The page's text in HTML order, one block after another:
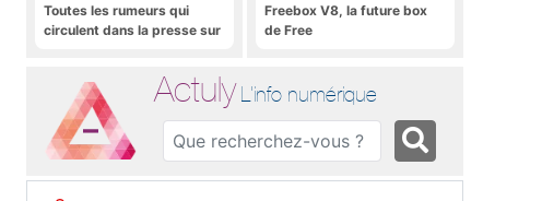
Toutes les rumeurs qui
circulent dans la presse sur
Freebox V8, la future box
de Free
Actuly L'info numérique